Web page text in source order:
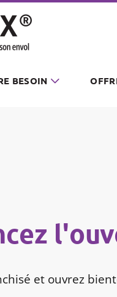
BESOIN
et ouvrez